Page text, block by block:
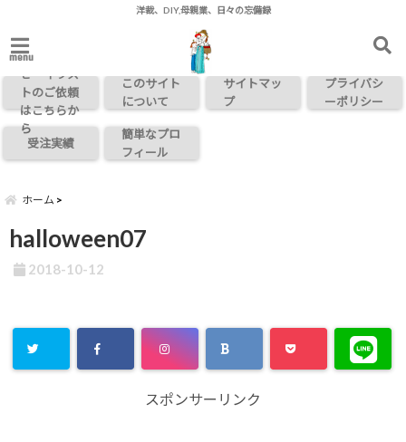
洋裁、DIY,母親業、日々の忘備録
menuお問い合わ
せ・イラス
トのご依頼
はこちらか
ら
このサイト
について
サイトマッ
プ
プライバシ
ーポリシー
受注実績
簡単なプロ
フィール
ホーム
halloween07
2018-10-12
スポンサーリンク